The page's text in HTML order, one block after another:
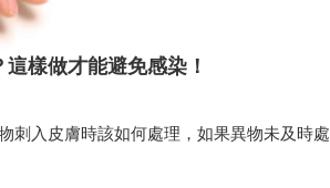
樣做才能避免感染！
刺入皮膚時該如何處理，如果異物未及時處